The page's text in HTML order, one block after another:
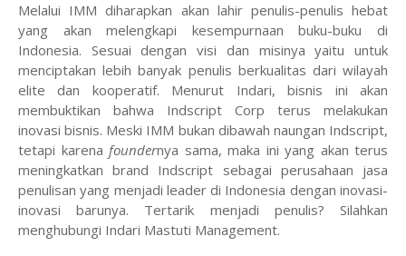
Melalui IMM diharapkan akan lahir penulis-penulis hebat
yang akan melengkapi kesempurnaan buku-buku di
Indonesia. Sesuai dengan visi dan misinya yaitu untuk
menciptakan lebih banyak penulis berkualitas dari wilayah
elite dan kooperatif. Menurut Indari, bisnis ini akan
membuktikan bahwa Indscript Corp terus melakukan
inovasi bisnis. Meski IMM bukan dibawah naungan Indscript,
tetapi karena foundernya sama, maka ini yang akan terus
meningkatkan brand Indscript sebagai perusahaan jasa
penulisan yang menjadi leader di Indonesia dengan inovasi-
inovasi barunya. Tertarik menjadi penulis? Silahkan
menghubungi Indari Mastuti Management.